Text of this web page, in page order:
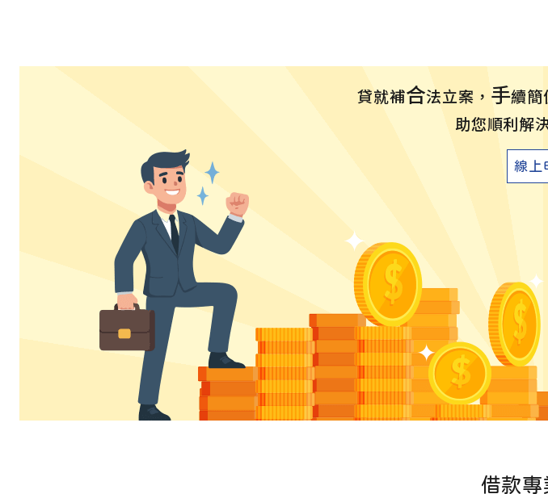
貸就補合法立案， 手續簡
助您順利解
線上
借款專